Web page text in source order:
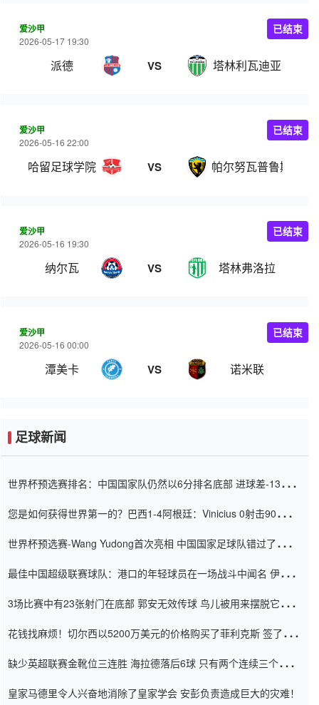
爱沙甲
2026-05-17 19:30
派德 VS 塔林利瓦迪亚
已结束
爱沙甲
2026-05-16 22:00
哈留足球学院 VS 帕尔努瓦普鲁斯
已结束
爱沙甲
2026-05-16 19:30
纳尔瓦 VS 塔林弗洛拉
已结束
爱沙甲
2026-05-16 00:00
潭美卡 VS 诺米联
已结束
足球新闻
世界杯预选赛排名：中国国家队仍然以6分排名底部 进球差-13令人
您是如何获得世界第一的？巴西1-4阿根廷：Vinicius 0射击90分钟
世界杯预选赛-Wang Yudong首次亮相 中国国家足球队错过了世界
最佳中国超级联赛球队：港口的年轻球员在一场战斗中闻名 伊万放
3场比赛中有23张射门在底部 郭安无效传球 鸟儿被用来摆脱它
花钱找麻烦！切尔西以5200万美元的价格购买了菲利克斯 签了7年
缺少英超联赛金靴位三连胜 海拉德落后6球 只有两个连续三个连续
皇家马德里令人兴奋地消除了皇家学会 安彭负责造成巨大的灾难！